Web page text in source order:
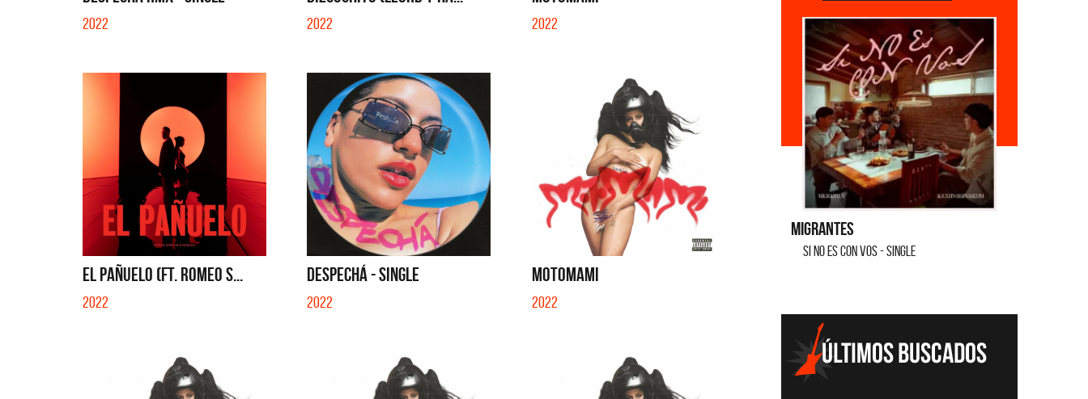
2022 2022 2022
EL PAÑUELO (FT. ROMEO S...
2022
DESPECHÁ - SINGLE
2022
MOTOMAMI
2022
La Muela y Sus Amigos
QUE NO SE MUELA LA MUELA - SINGLE
La Joaqui
TE VI - SINGLE
Migrantes
SI NO ES CON VOS - SINGLE